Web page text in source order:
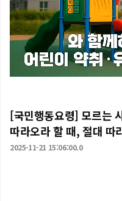
0:00/0:27
[국민행동요령] 모르는
따라오라 할 때, 절대 따
2025-11-21 15:06:00.0